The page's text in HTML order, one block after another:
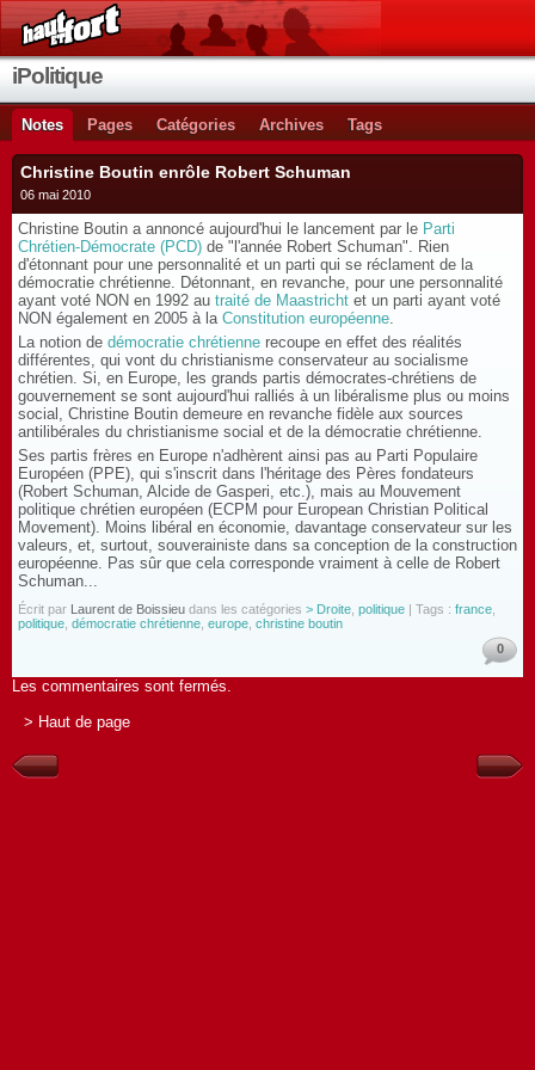
iPolitique
Notes Pages Catégories Archives Tags
Christine Boutin enrôle Robert Schuman
06 mai 2010
Christine Boutin a annoncé aujourd'hui le lancement par le Parti
Chrétien-Démocrate (PCD) de "l'année Robert Schuman". Rien
d'étonnant pour une personnalité et un parti qui se réclament de la
démocratie chrétienne. Détonnant, en revanche, pour une personnalité
ayant voté NON en 1992 au traité de Maastricht et un parti ayant voté
NON également en 2005 à la Constitution européenne.
La notion de démocratie chrétienne recoupe en effet des réalités
différentes, qui vont du christianisme conservateur au socialisme
chrétien. Si, en Europe, les grands partis démocrates-chrétiens de
gouvernement se sont aujourd'hui ralliés à un libéralisme plus ou moins
social, Christine Boutin demeure en revanche fidèle aux sources
antilibérales du christianisme social et de la démocratie chrétienne.
Ses partis frères en Europe n'adhèrent ainsi pas au Parti Populaire
Européen (PPE), qui s'inscrit dans l'héritage des Pères fondateurs
(Robert Schuman, Alcide de Gasperi, etc.), mais au Mouvement
politique chrétien européen (ECPM pour European Christian Political
Movement). Moins libéral en économie, davantage conservateur sur les
valeurs, et, surtout, souverainiste dans sa conception de la construction
européenne. Pas sûr que cela corresponde vraiment à celle de Robert
Schuman...
Écrit par Laurent de Boissieu dans les catégories > Droite politique | Tags : france
politique démocratie chrétienne europe christine boutin
0
Les commentaires sont fermés.
> Haut de page